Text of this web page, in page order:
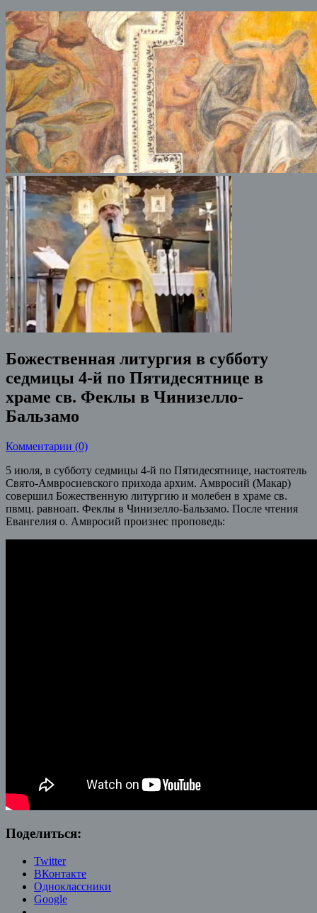
Божественная литургия в субботу
седмицы 4-й по Пятидесятнице в
храме св. Феклы в Чинизелло-
Бальзамо
Комментарии (0)
5 июля, в субботу cедмицы 4-й по Пятидесятнице, настоятель
Свято-Амвросиевского прихода архим. Амвросий (Макар)
совершил Божественную литургию и молебен в храме св.
пвмц. равноап. Феклы в Чинизелло-Бальзамо. После чтения
Евангелия о. Амвросий произнес проповедь:
Поделиться:
Twitter
ВКонтакте
Одноклассники
Google